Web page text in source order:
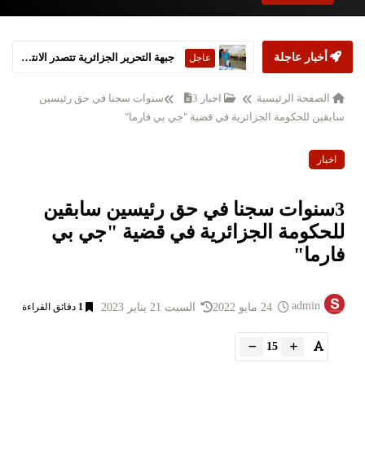
أخبار عاجلة عاجل
عاجل ستارمر يعلن استقالته من رئاسة الحكومة البريطانية
الصفحة الرئيسية اخبار
3سنوات سجنا في حق رئيسين
سابقين للحكومة الجزائرية في قضية "جي بي فارما"
اخبار
3سنوات سجنا في حق رئيسين سابقين
للحكومة الجزائرية في قضية "جي بي
فارما"
admin السبت 21 يناير 2023 1 دقائق القراءة
15